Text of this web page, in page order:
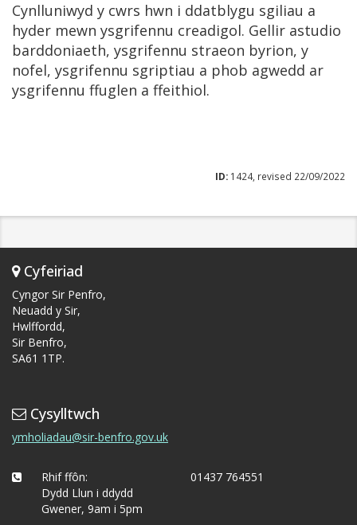
Cynlluniwyd y cwrs hwn i ddatblygu sgiliau a
hyder mewn ysgrifennu creadigol. Gellir astudio
barddoniaeth, ysgrifennu straeon byrion, y
nofel, ysgrifennu sgriptiau a phob agwedd ar
ysgrifennu ffuglen a ffeithiol.
ID: 1424, revised 22/09/2022
Cyfeiriad
Cyngor Sir Penfro,
Neuadd y Sir,
Hwlffordd,
Sir Benfro,
SA61 1TP.
Cysylltwch
ymholiadau@sir-benfro.gov.uk
Rhif ffôn:
Dydd Llun i ddydd
Gwener, 9am i 5pm
01437 764551